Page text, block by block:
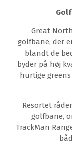
Great
golfbane, der
blandt de
byder på høj
hurtige
Resortet
golfbane,
TrackMan